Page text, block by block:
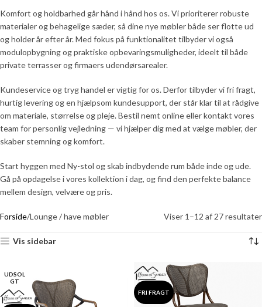
Komfort og holdbarhed går hånd i hånd hos os. Vi prioriterer robuste
materialer og behagelige sæder, så dine nye møbler både ser flotte ud
og holder år efter år. Med fokus på funktionalitet tilbyder vi også
modulopbygning og praktiske opbevaringsmuligheder, ideelt til både
private terrasser og firmaers udendørsarealer.
Kundeservice og tryg handel er vigtig for os. Derfor tilbyder vi fri fragt,
hurtig levering og en hjælpsom kundesupport, der står klar til at rådgive
om materiale, størrelse og pleje. Bestil nemt online eller kontakt vores
team for personlig vejledning — vi hjælper dig med at vælge møbler, der
skaber stemning og komfort.
Start hyggen med Ny-stol og skab indbydende rum både inde og ude.
Gå på opdagelse i vores kollektion i dag, og find den perfekte balance
mellem design, velvære og pris.
Forside Lounge / have møbler Viser 1–12 af 27 resultater
Vis sidebar
UDSOL
GT
FRI FRAGT